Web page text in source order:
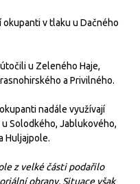
okupanti v tlaku u Dačného
u Zeleného Haje,
a Privilného.
nadále využívají
Solodkého, Jablukového,
Huljajpole.
z velké části podařilo
obrany. Situace však